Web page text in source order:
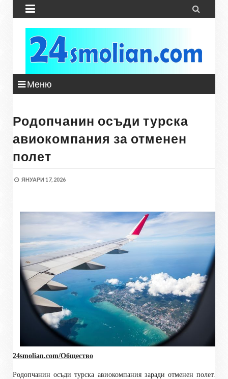
 
Меню
Родопчанин осъди турска
авиокомпания за отменен
полет
ЯНУАРИ 17, 2026
24smolian.com/Общество
Родопчанин осъди турска авиокомпания заради отменен полет.